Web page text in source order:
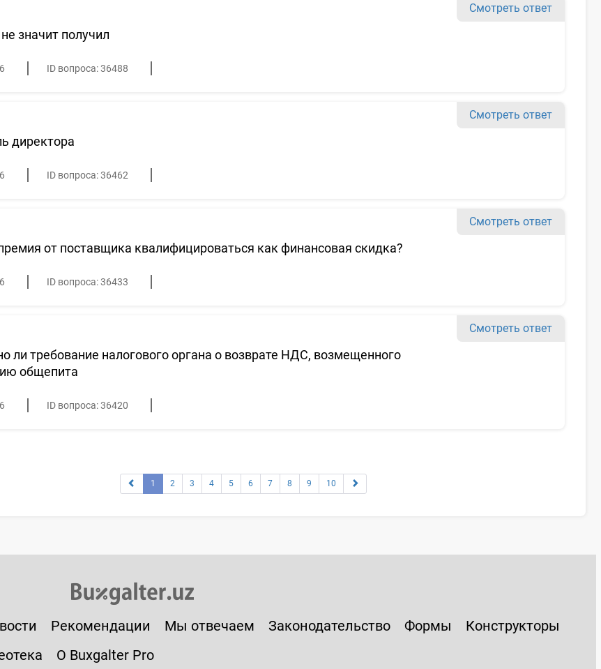
значит получил
ID вопроса: 36488
Смотреть ответ
директора
ID вопроса: 36462
Смотреть ответ
от поставщика квалифицироваться как финансовая скидка?
ID вопроса: 36433
Смотреть ответ
ли требование налогового органа о возврате НДС, возмещенного
общепита
ID вопроса: 36420
Смотреть ответ
1 2 3 4 5 6 7 8 9 10
Рекомендации Мы отвечаем Законодательство Формы
Конструкторы
О Buxgalter Pro